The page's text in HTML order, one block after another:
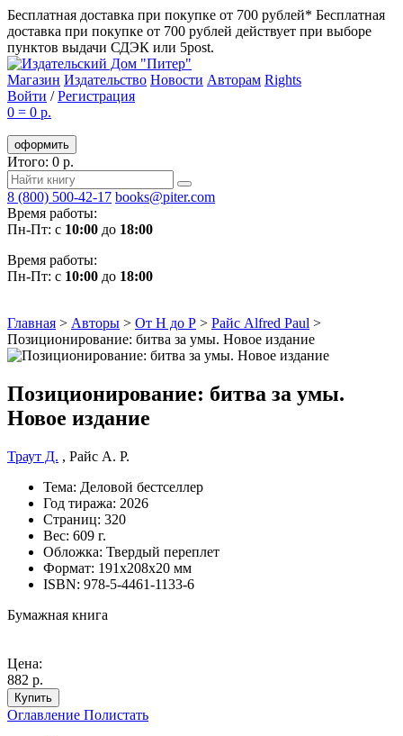
Бесплатная доставка при покупке от 700 рублей* Бесплатная
доставка при покупке от 700 рублей действует при выборе
пунктов выдачи СДЭК или 5post.
Магазин Издательство Новости Авторам Rights
Войти /Регистрация
0 = 0 р.
оформить
Итого: 0 р.
8 (800) 500-42-17 books@piter.com
Время работы:
Пн-Пт: с 10:00 до 18:00
Время работы:
Пн-Пт: с 10:00 до 18:00
Главная > Авторы > От Н до Р > Райс Alfred Paul >
Позиционирование: битва за умы. Новое издание
Позиционирование: битва за умы.
Новое издание
Траут Д. , Райс A. P.
Тема: Деловой бестселлер
Год тиража: 2026
Страниц: 320
Вес: 609 г.
Обложка: Твердый переплет
Формат: 191х208х20 мм
ISBN: 978-5-4461-1133-6
Бумажная книга
Цена:
882 р.
Купить
Оглавление Полистать